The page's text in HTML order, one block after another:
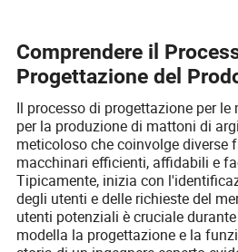
Comprendere il
Progettazione del
Il processo di progettazione per
per la produzione di mattoni di
meticoloso che coinvolge diverse
macchinari efficienti, affidabili e
Tipicamente, inizia con
degli utenti e delle richieste del
utenti potenziali è cruciale
modella la progettazione e la